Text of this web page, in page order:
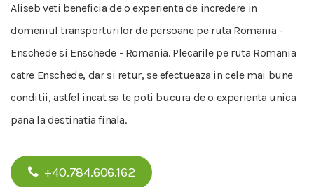
Aliseb veti beneficia de o experienta de incredere in
domeniul transporturilor de persoane pe ruta Romania -
Enschede si Enschede - Romania. Plecarile pe ruta Romania
catre Enschede, dar si retur, se efectueaza in cele mai bune
conditii, astfel incat sa te poti bucura de o experienta unica
pana la destinatia finala.
+40.784.606.162